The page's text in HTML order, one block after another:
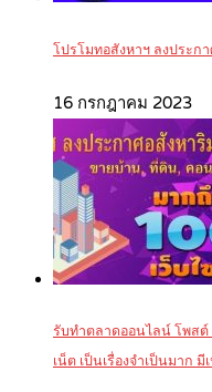
โปรโมทอสังหาฯ ลงประก
16 กรกฎาคม 2023
รับทำตลาดออนไลน์ โพส
เน็ต เป็นเรื่องจำเป็นมาก